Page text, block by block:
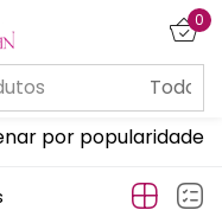
0
por popularidade